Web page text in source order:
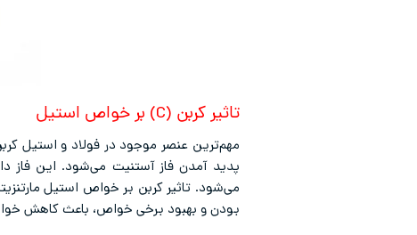
تاثیر کربن (C) بر خواص استیل
مهم‌ترین عنصر موجود در فولاد و استیل
پدید آمدن فاز آستنیت می‌شود. این فاز
می‌شود. تاثیر کربن بر خواص استیل
بودن و بهبود برخی خواص، باعث کاهش